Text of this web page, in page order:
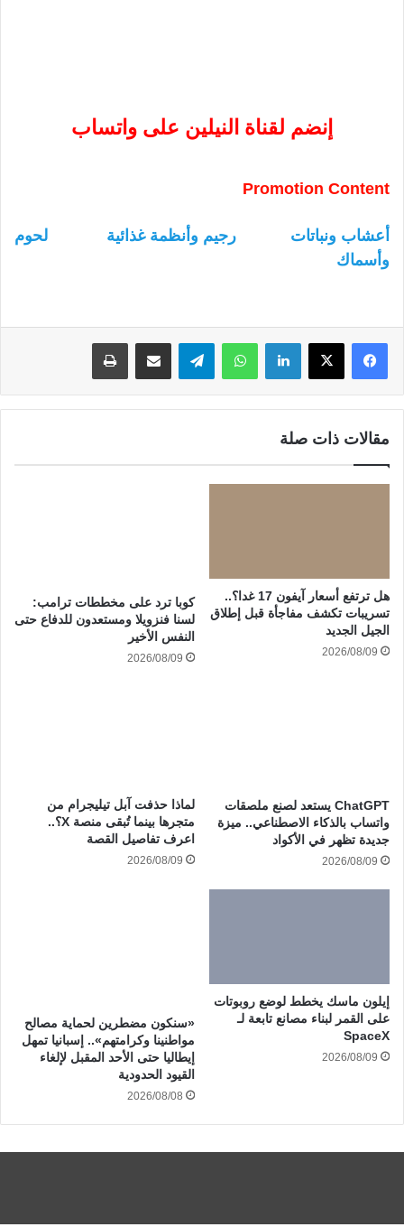
إنضم لقناة النيلين على واتساب
Promotion Content
أعشاب ونباتات رجيم وأنظمة غذائية
لحوم
وأسماك
لينكدإن واتساب
مقالات ذات صلة
هل ترتفع أسعار آيفون 17 غدا؟..
تسريبات تكشف مفاجأة قبل إطلاق
الجيل الجديد
2026/08/09
كوبا ترد على مخططات ترامب:
لسنا فنزويلا ومستعدون للدفاع حتى
النفس الأخير
2026/08/09
ChatGPT يستعد لصنع ملصقات
واتساب بالذكاء الاصطناعي.. ميزة
جديدة تظهر في الأكواد
2026/08/09
لماذا حذفت آبل تيليجرام من
متجرها بينما تُبقى منصة X؟..
اعرف تفاصيل القصة
2026/08/09
إيلون ماسك يخطط لوضع روبوتات
على القمر لبناء مصانع تابعة لـ
SpaceX
2026/08/09
«سنكون مضطرين لحماية مصالح
مواطنينا وكرامتهم».. إسبانيا تمهل
إيطاليا حتى الأحد المقبل لإلغاء
القيود الحدودية
2026/08/08